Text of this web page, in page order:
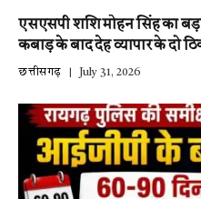
एसएसपी शशि मोहन सिंह का
कबाड़ के बाद देह व्यापार के दो
छत्तीसगढ़ July 31, 2026